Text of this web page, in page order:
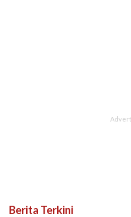
Berita Terkini